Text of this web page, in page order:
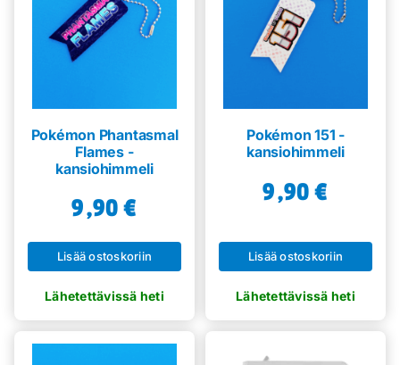
Irtokortit
Greidauspalvelu
Pokémon Phantasmal
Flames -
kansiohimmeli
9,90€
Lisää ostoskoriin
Pokémon 151 -
kansiohimmeli
9,90€
Lisää ostoskoriin